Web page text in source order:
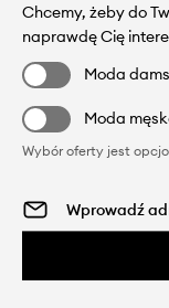
Chcemy, żeby do
naprawdę Cię
Moda
Moda
Wybór oferty jest